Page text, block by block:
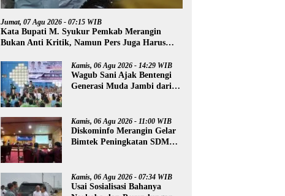
Jumat, 07 Agu 2026 - 07:15 WIB
Kata Bupati M. Syukur Pemkab Merangin
Bukan Anti Kritik, Namun Pers Juga Harus
Kamis, 06 Agu 2026 - 14:29 WIB
Wagub Sani Ajak Bentengi
Generasi Muda Jambi dari
Kamis, 06 Agu 2026 - 11:00 WIB
Diskominfo Merangin Gelar
Bimtek Peningkatan SDM
Kamis, 06 Agu 2026 - 07:34 WIB
Usai Sosialisasi Bahanya